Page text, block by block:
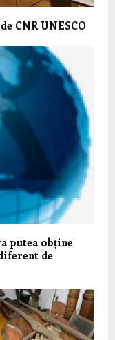
CNR UNESCO
putea obține
de